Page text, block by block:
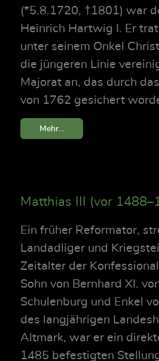
(*5.8.1720, †1801) war
Heinrich Hartwig I. Er
unter seinem Onkel
die jüngeren Linie
Majorat an, das durch
von 1762 gesichert
Mehr...
Matthias III (vor
Ein früher Reformator,
Landadliger und
Zeitalter der
Sohn von Bernhard XI.
Schulenburg und Enkel
des langjährigen
Altmark, war er ein
1485 befestigten